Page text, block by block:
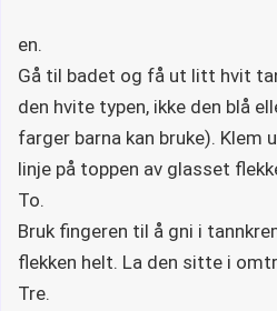
en.
Gå til badet og få ut litt hvit
den hvite typen, ikke den blå
farger barna kan bruke). Klem
linje på toppen av glasset
To.
Bruk fingeren til å gni i
flekken helt. La den sitte i
Tre.